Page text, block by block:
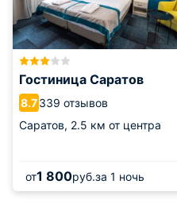
Гостиница Саратов
8.7339 отзывов
Саратов, 2.5 км от центра
от1 800руб.за 1 ночь